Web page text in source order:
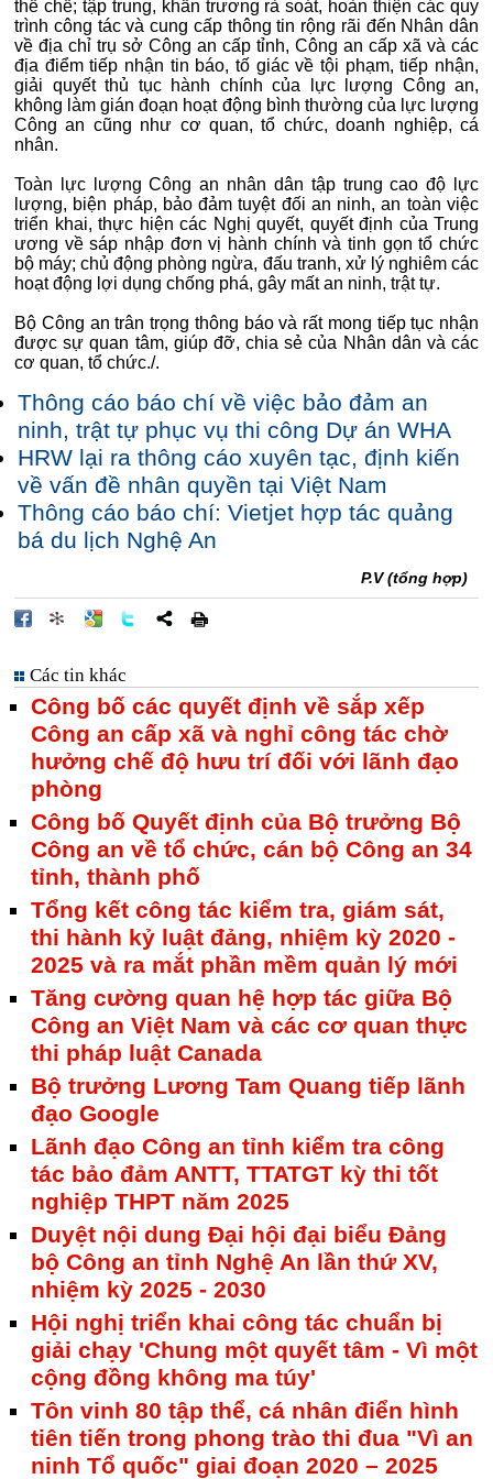
thể chế; tập trung, khẩn trương rà soát, hoàn thiện các quy
trình công tác và cung cấp thông tin rộng rãi đến Nhân dân
về địa chỉ trụ sở Công an cấp tỉnh, Công an cấp xã và các
địa điểm tiếp nhận tin báo, tố giác về tội phạm, tiếp nhận,
giải quyết thủ tục hành chính của lực lượng Công an,
không làm gián đoạn hoạt động bình thường của lực lượng
Công an cũng như cơ quan, tổ chức, doanh nghiệp, cá
nhân.
Toàn lực lượng Công an nhân dân tập trung cao độ lực
lượng, biện pháp, bảo đảm tuyệt đối an ninh, an toàn việc
triển khai, thực hiện các Nghị quyết, quyết định của Trung
ương về sáp nhập đơn vị hành chính và tinh gọn tổ chức
bộ máy; chủ động phòng ngừa, đấu tranh, xử lý nghiêm các
hoạt động lợi dụng chống phá, gây mất an ninh, trật tự.
Bộ Công an trân trọng thông báo và rất mong tiếp tục nhận
được sự quan tâm, giúp đỡ, chia sẻ của Nhân dân và các
cơ quan, tổ chức./.
Thông cáo báo chí về việc bảo đảm an
ninh, trật tự phục vụ thi công Dự án WHA
HRW lại ra thông cáo xuyên tạc, định kiến
về vấn đề nhân quyền tại Việt Nam
Thông cáo báo chí: Vietjet hợp tác quảng
bá du lịch Nghệ An
P.V (tổng hợp)
Các tin khác
Công bố các quyết định về sắp xếp
Công an cấp xã và nghỉ công tác chờ
hưởng chế độ hưu trí đối với lãnh đạo
phòng
Công bố Quyết định của Bộ trưởng Bộ
Công an về tổ chức, cán bộ Công an 34
tỉnh, thành phố
Tổng kết công tác kiểm tra, giám sát,
thi hành kỷ luật đảng, nhiệm kỳ 2020 -
2025 và ra mắt phần mềm quản lý mới
Tăng cường quan hệ hợp tác giữa Bộ
Công an Việt Nam và các cơ quan thực
thi pháp luật Canada
Bộ trưởng Lương Tam Quang tiếp lãnh
đạo Google
Lãnh đạo Công an tỉnh kiểm tra công
tác bảo đảm ANTT, TTATGT kỳ thi tốt
nghiệp THPT năm 2025
Duyệt nội dung Đại hội đại biểu Đảng
bộ Công an tỉnh Nghệ An lần thứ XV,
nhiệm kỳ 2025 - 2030
Hội nghị triển khai công tác chuẩn bị
giải chạy 'Chung một quyết tâm - Vì một
cộng đồng không ma túy'
Tôn vinh 80 tập thể, cá nhân điển hình
tiên tiến trong phong trào thi đua "Vì an
ninh Tổ quốc" giai đoạn 2020 – 2025